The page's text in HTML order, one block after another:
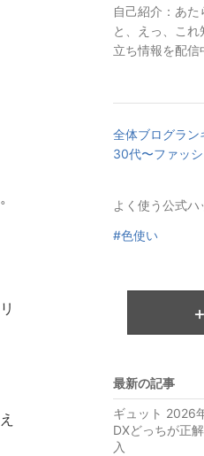
自己紹介： あた
と、えっ、こ
立ち情報を配
全体ブログラン
30代〜ファッ
よく使う公式ハ
#色使い
最新の記事
ギュット 2026
DXどっちが正
入